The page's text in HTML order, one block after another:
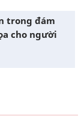
trong đám
cho người